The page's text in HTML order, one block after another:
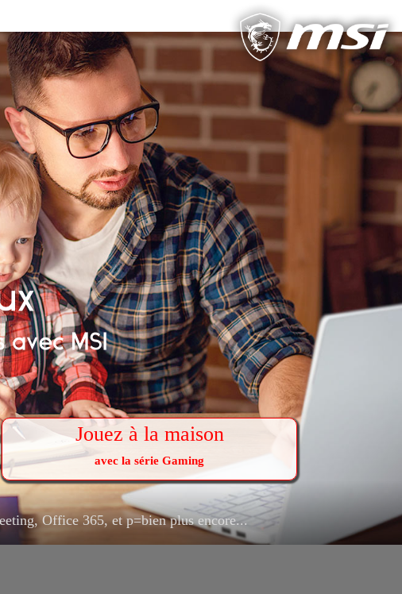
Jouez à la maison
avec la série Gaming
Office 365, et p=bien plus encore...